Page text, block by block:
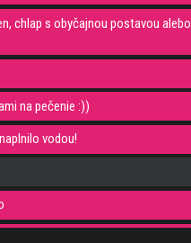
chlap s obyčajnou postavou alebo
na pečenie :))
vodou!